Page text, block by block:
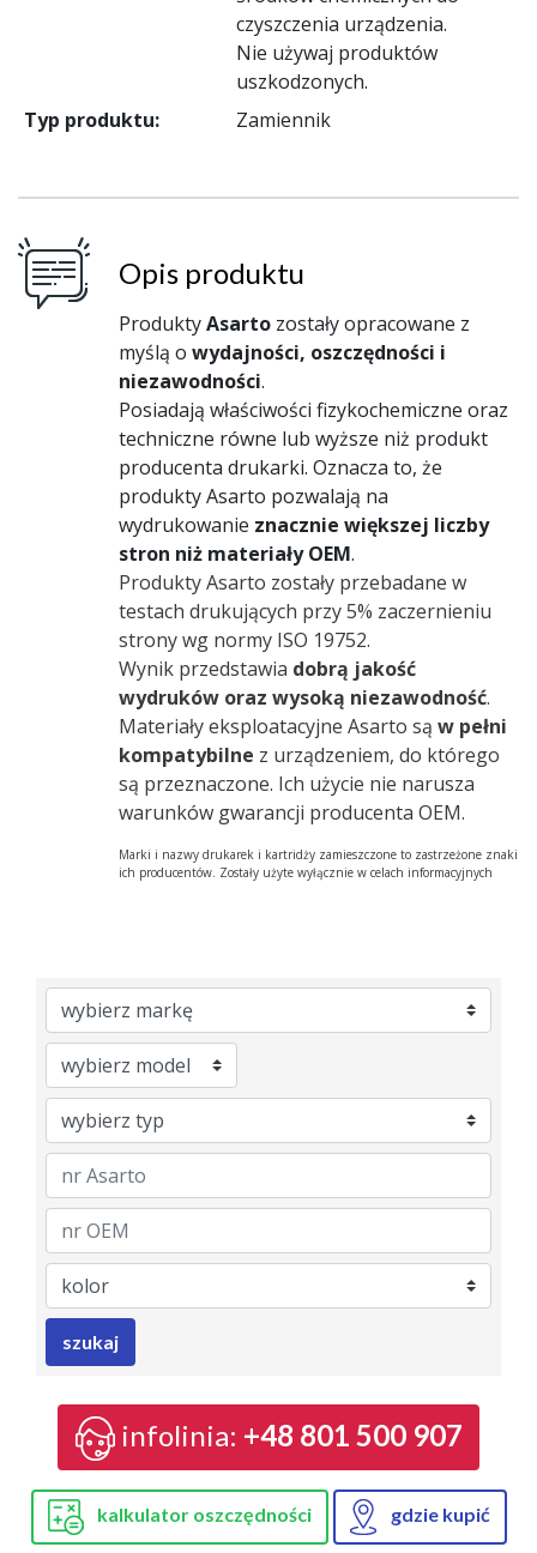
czyszczenia urządzenia.
Nie używaj produktów
uszkodzonych.
Typ produktu:
Zamiennik
Opis produktu
ProduktyAsarto zostały opracowane z
myślą o wydajności, oszczędności i
niezawodności.
Posiadają właściwości fizykochemiczne oraz
techniczne równe lub wyższe niż produkt
producenta drukarki. Oznacza to, że
produkty Asarto pozwalają na
wydrukowanie znacznie większej liczby
stron niż materiały OEM.
Produkty Asarto zostały przebadane w
testach drukujących przy 5% zaczernieniu
strony wg normy ISO 19752.
Wynik przedstawia dobrą jakość
wydruków oraz wysoką niezawodność.
Materiały eksploatacyjne Asarto są w pełni
kompatybilne z urządzeniem, do którego
są przeznaczone. Ich użycie nie narusza
warunków gwarancji producenta OEM.
Marki i nazwy drukarek i kartridży zamieszczone to zastrzeżone znaki
ich producentów. Zostały użyte wyłącznie w celach informacyjnych
Brand
Model
Category
nrAsarto
nrOem
Color
szukaj
infolinia: +48 801 500 907
kalkulator oszczędności gdzie kupić